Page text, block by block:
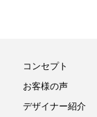
コンセプト
お客様の声
デザイナー紹介